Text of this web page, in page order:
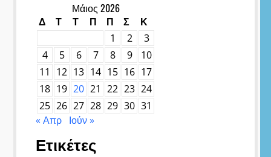
Μάιος 2026
Δ Τ Τ Π Π Σ
Κ
1
2
3
4
5 6 7 8 9
10
11
12 13 14 15 16 17
18 19 20 21 22 23 24
25 26 27 28 29 30 31
« Απρ Ιούν »
Ετικέτες